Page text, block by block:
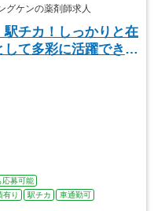
ケンの薬剤師求人
チカ！しっかりと在
て多彩に活躍できま
応募可能
有り 駅チカ
車通勤可